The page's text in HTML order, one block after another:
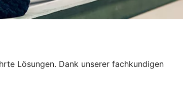
Lösungen. Dank unserer fachkundigen